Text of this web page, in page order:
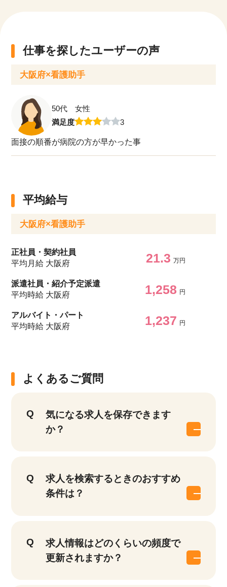
仕事を探したユーザーの声
大阪府×看護助手
50代 女性
満足度
3
面接の順番が病院の方が早かった事
平均給与
大阪府×看護助手
正社員・契約社員
平均月給 大阪府
21.3 万円
派遣社員・紹介予定派遣
平均時給 大阪府
1,258 円
アルバイト・パート
平均時給 大阪府
1,237 円
よくあるご質問
気になる求人を保存できます
か？
求人を検索するときのおすすめ
条件は？
求人情報はどのくらいの頻度で
更新されますか？